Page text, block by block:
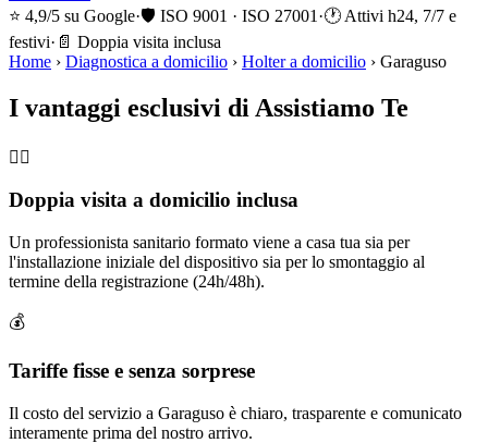
⭐ 4,9/5 su Google·🛡️ ISO 9001 · ISO 27001 ·🕐 Attivi h24, 7/7 e
festivi· 📄 Doppia visita inclusa
Home › Diagnostica a domicilio › Holter a domicilio › Garaguso
I vantaggi esclusivi di Assistiamo Te
🧑‍⚕️
Doppia visita a domicilio inclusa
Un professionista sanitario formato viene a casa tua sia per
l'installazione iniziale del dispositivo sia per lo smontaggio al
termine della registrazione (24h/48h).
💰
Tariffe fisse e senza sorprese
Il costo del servizio a Garaguso è chiaro, trasparente e comunicato
interamente prima del nostro arrivo.